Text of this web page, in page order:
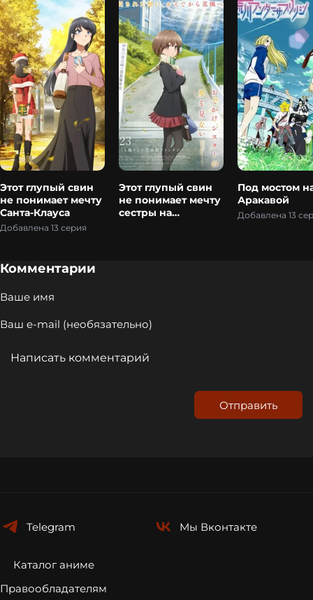
Этот глупый свин
не понимает мечту
Санта-Клауса
Добавлена 13 серия
Этот глупый свин
не понимает мечту
сестры на
Под мостом
Аракавой
Добавлена 13
Комментарии
Отправить
Telegram Мы Вконтакте
Каталог аниме
Правообладателям